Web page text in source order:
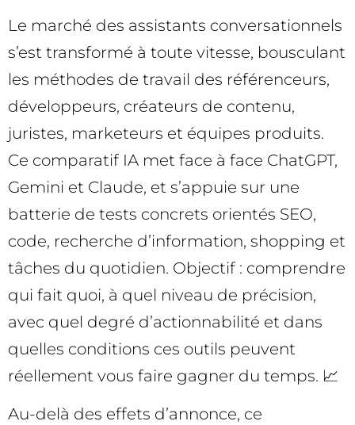
Le marché des assistants conversationnels
s’est transformé à toute vitesse, bousculant
les méthodes de travail des référenceurs,
développeurs, créateurs de contenu,
juristes, marketeurs et équipes produits.
Ce comparatif IA met face à face ChatGPT,
Gemini et Claude, et s’appuie sur une
batterie de tests concrets orientés SEO,
code, recherche d’information, shopping et
tâches du quotidien. Objectif : comprendre
qui fait quoi, à quel niveau de précision,
avec quel degré d’actionnabilité et dans
quelles conditions ces outils peuvent
réellement vous faire gagner du temps. 📈
Au-delà des effets d’annonce, ce